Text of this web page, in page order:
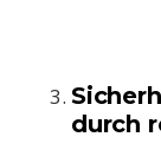
durch